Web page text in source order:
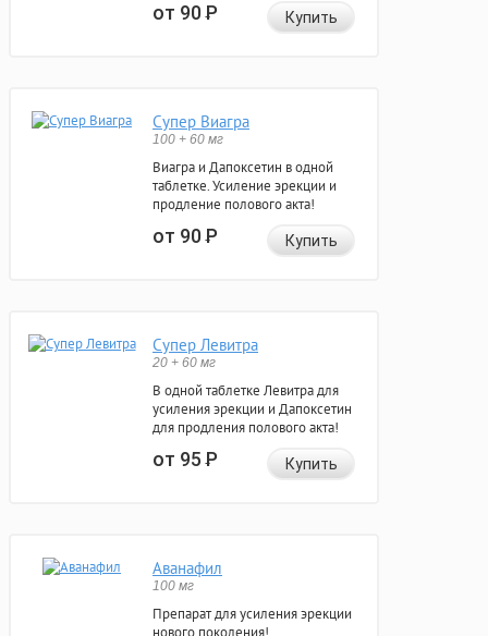
от 90Р Купить
Супер Виагра
100 + 60 мг
Виагра и Дапоксетин в одной
таблетке. Усиление эрекции и
продление полового акта!
от 90Р Купить
Супер Левитра
20 + 60 мг
В одной таблетке Левитра для
усиления эрекции и Дапоксетин
для продления полового акта!
от 95Р Купить
Аванафил
100 мг
Препарат для усиления эрекции